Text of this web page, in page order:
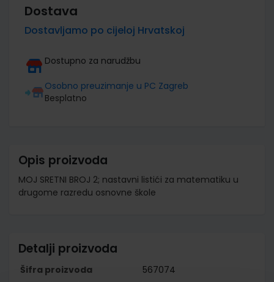
Dostava
Dostavljamo po cijeloj Hrvatskoj
Dostupno za narudžbu
Osobno preuzimanje u PC Zagreb
Besplatno
Opis proizvoda
MOJ SRETNI BROJ 2; nastavni listići za matematiku u
drugome razredu osnovne škole
Detalji proizvoda
Šifra proizvoda
567074